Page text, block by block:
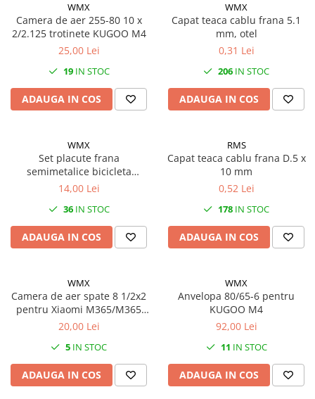
Baterii
Camere biciclete electrice
Discuri frana trotinete
Diverse piese
Menete trotinete
Mufe de incarcare
Piese trotinete
Placute frana trotinete
Protectii, huse si plastice trotinete
Anvelope-Camere
12" - 12.5"
14"
WMX
Camera de aer 255-80 10 x
2/2.125 trotinete KUGOO M4
25,00 Lei
19IN STOC
ADAUGA IN COS
WMX
Capat teaca cablu frana 5.1
mm, otel
0,31 Lei
206 IN STOC
ADAUGA IN COS
WMX
Set placute frana
semimetalice bicicleta
Shimano Deore BRM515
14,00 Lei
36IN STOC
ADAUGA IN COS
RMS
Capat teaca cablu frana D.5 x
10 mm
0,52 Lei
178 IN STOC
ADAUGA IN COS
WMX
Camera de aer spate 8 1/2x2
pentru Xiaomi M365/M365
Pro, valva 90°
20,00 Lei
5 IN STOC
ADAUGA IN COS
WMX
Anvelopa 80/65-6 pentru
KUGOO M4
92,00 Lei
11 IN STOC
ADAUGA IN COS